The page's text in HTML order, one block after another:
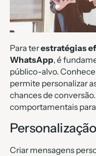
Para terestratégias
WhatsApp, é
público-alvo.
permite personalizar
chances de
comportamentais
Criar mensagens